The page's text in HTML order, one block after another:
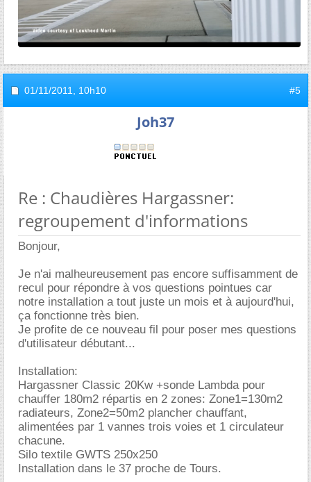
01/11/2011, 10h10 #5
Joh37
Re : Chaudières Hargassner:
regroupement d'informations
Bonjour,
Je n'ai malheureusement pas encore suffisamment de
recul pour répondre à vos questions pointues car
notre installation a tout juste un mois et à aujourd'hui,
ça fonctionne très bien.
Je profite de ce nouveau fil pour poser mes questions
d'utilisateur débutant...
Installation:
Hargassner Classic 20Kw +sonde Lambda pour
chauffer 180m2 répartis en 2 zones: Zone1=130m2
radiateurs, Zone2=50m2 plancher chauffant,
alimentées par 1 vannes trois voies et 1 circulateur
chacune.
Silo textile GWTS 250x250
Installation dans le 37 proche de Tours.